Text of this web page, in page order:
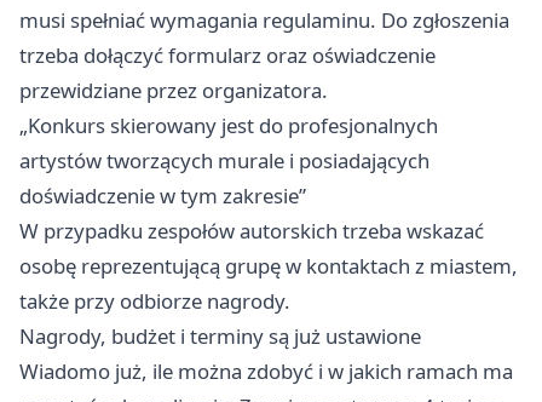
musi spełniać wymagania regulaminu. Do zgłoszenia
trzeba dołączyć formularz oraz oświadczenie
przewidziane przez organizatora.
„Konkurs skierowany jest do profesjonalnych
artystów tworzących murale i posiadających
doświadczenie w tym zakresie”
W przypadku zespołów autorskich trzeba wskazać
osobę reprezentującą grupę w kontaktach z miastem,
także przy odbiorze nagrody.
Nagrody, budżet i terminy są już ustawione
Wiadomo już, ile można zdobyć i w jakich ramach ma